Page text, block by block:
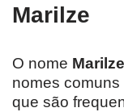
Marilze
O nome Marilze
nomes
que são